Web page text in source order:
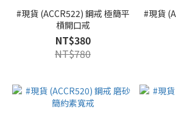
#現貨 (ACCR522) 鋼戒 極簡平
槓開口戒
NT$380
NT$780
#現貨